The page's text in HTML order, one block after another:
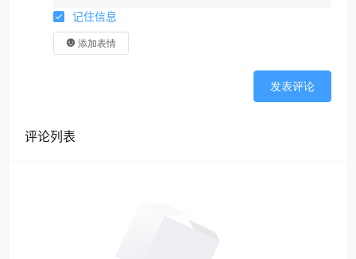
记住信息
添加表情
发表评论
评论列表